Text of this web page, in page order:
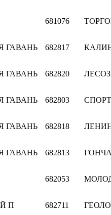
681076
ГАВАНЬ 682817
ГАВАНЬ 682820
ГАВАНЬ 682803
ГАВАНЬ 682818
ГАВАНЬ 682813
682053
П 682711